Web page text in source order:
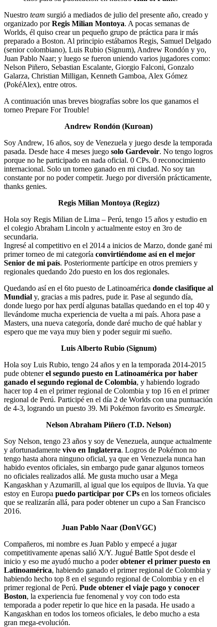
Nuestro team surgió a mediados de julio del presente año, creado y
organizado porRegis Milian Montoya. A pocas semanas de
Worlds, él quiso crear un pequeño grupo de práctica para ir más
preparado a Boston. Al principio estábamos Regis, Samuel Delgado
(senior colombiano), Luis Rubio (Signum), Andrew Rondón y yo,
Juan Pablo Naar; y luego se fueron uniendo varios jugadores como:
Nelson Piñero, Sebastian Escalante, Giorgio Falconi, Gonzalo
Galarza, Christian Milligan, Kenneth Gamboa, Alex Gómez
(PokéAlex), entre otros.
A continuación unas breves biografías sobre los que ganamos el
torneo Prepare For Trouble!
Andrew Rondón (Kuroan)
Soy Andrew, 16 años, soy de Venezuela y juego desde la temporada
pasada. Desde hace 4 meses juego solo Gardevoir. No tengo logros
porque no he participado en nada oficial. 0 CPs. 0 reconocimiento
internacional. Solo un torneo ganado en mi ciudad. No soy tan
constante por no poder competir. Juego por diversión prácticamente,
thanks genies.
Regis Milian Montoya (Regizz)
Hola soy Regis Milian de Lima – Perú, tengo 15 años y estudio en
el colegio Abraham Lincoln y actualmente estoy en 3ro de
secundaria.
Ingresé al competitivo en el 2014 a inicios de Marzo, donde gané mi
primer torneo de mi categoría convirtiéndome así en el mejor
Senior de mi país. Posteriormente partícipe en otros premiers y
regionales quedando 2do puesto en los dos regionales.
Quedando así en el 6to puesto de Latinoamérica donde clasifique al
Mundial y, gracias a mis padres, pude ir. Pase al segundo día,
donde luego por hax perdí algunas batallas quedando en el top 40 y
llevándome mucha experiencia de vuelta a mi país. Ahora pase a
Masters, una nueva categoría, donde daré mucho de qué hablar y
espero que me vaya muy bien y poder seguir mi sueño.
Luis Alberto Rubio (Signum)
Hola soy Luis Rubio, tengo 24 años y en la temporada 2014-2015
pude obtenerel segundo puesto en Latinoamérica por haber
ganado el segundo regional de Colombia, y habiendo logrado
hacer top 4 en el primer regional de Colombia y top 16 en el primer
regional de Perú. Participé en el día 2 de Worlds con una puntuación
de 4-3, logrando un puesto 39. Mi Pokémon favorito es Smeargle.
Nelson Abraham Piñero (T.D. Nelson)
Soy Nelson, tengo 23 años y soy de Venezuela, aunque actualmente
y afortunadamente vivo en Inglaterra. Logros de Pokémon no
tengo hasta ahora ninguno oficial, ya que en Venezuela nunca han
habido eventos oficiales, sin embargo pude ganar algunos torneos
no oficiales realizados allá. Me gusta mucho usar a Mega
Kangaskhan y Azumarill, al igual que los equipos de lluvia. Ya que
estoy en Europa puedo participar por CPs en los torneos oficiales
que se realizarán allá, para poder obtener un cupo a San Francisco
2016.
Juan Pablo Naar (DonVGC)
Compañeros, mi nombre es Juan Pablo y empecé a jugar
competitivamente apenas salió X/Y. Jugué Battle Spot desde el
inicio y eso me ayudó mucho a poderobtener el primer puesto en
Latinoamérica, habiendo ganado el primer regional de Colombia y
habiendo hecho top 8 en el segundo regional de Colombia y en el
primer regional de Perú. Pude obtener el viaje pago y conocer
Boston, la experiencia fue fenomenal y voy con todo esta
temporada a poder repetir lo que hice en la pasada. He usado a
Kangaskhan en todos los torneos oficiales, le debo mucho a esta
gran mega-evolución.